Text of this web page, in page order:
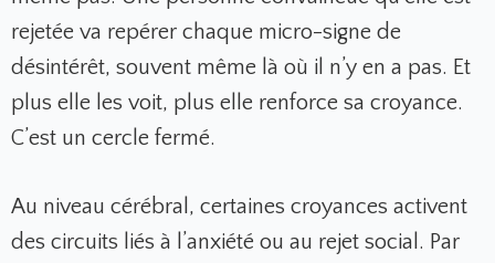
rejetée va repérer chaque micro-signe de
désintérêt, souvent même là où il n’y en a pas. Et
plus elle les voit, plus elle renforce sa croyance.
C’est un cercle fermé.
Au niveau cérébral, certaines croyances activent
des circuits liés à l’anxiété ou au rejet social. Par